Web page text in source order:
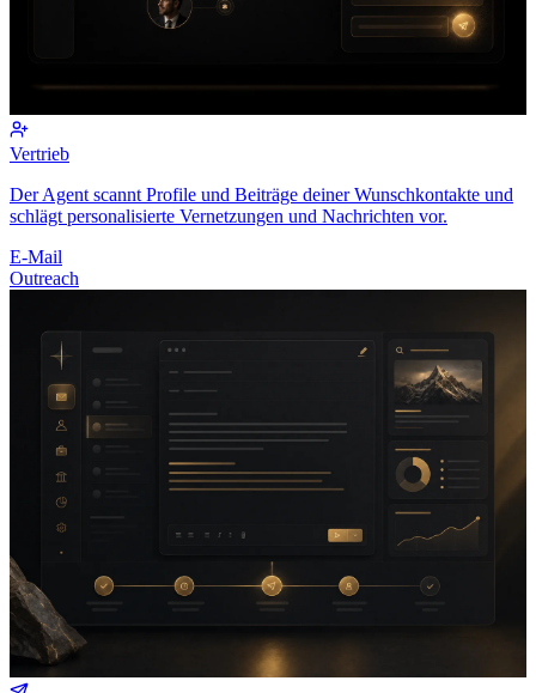
Vertrieb
Der Agent scannt Profile und Beiträge deiner Wunschkontakte und
schlägt personalisierte Vernetzungen und Nachrichten vor.
E-Mail
Outreach